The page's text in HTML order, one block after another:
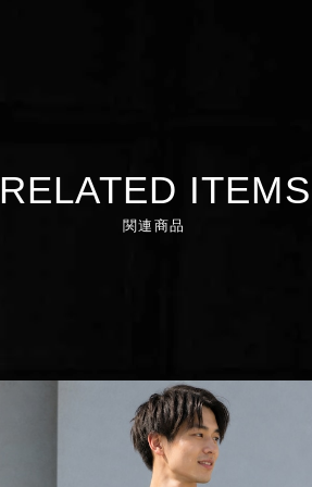
RELATED ITEMS
関連商品